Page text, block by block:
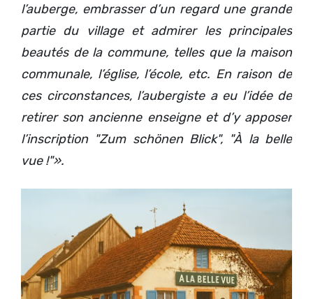
l’auberge, embrasser d’un regard une grande
partie du village et admirer les principales
beautés de la commune, telles que la maison
communale, l’église, l’école, etc. En raison de
ces circonstances, l’aubergiste a eu l’idée de
retirer son ancienne enseigne et d’y apposer
l’inscription "Zum schönen Blick", "À la belle
vue !"».